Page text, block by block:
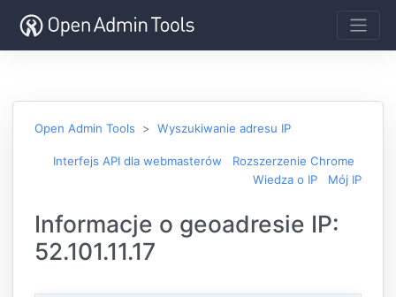
Open Admin Tools Wyszukiwanie adresu IP
Interfejs API dla webmasterów
Rozszerzenie Chrome
Wiedza o IP
Mój IP
Informacje o geoadresie IP:
52.101.11.17